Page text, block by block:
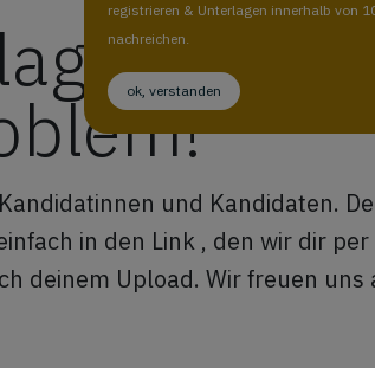
registrieren & Unterlagen innerhalb von
nachreichen.
ok, verstanden
für die
und Kandidaten.
in den Link , den wir dir per
deinem Upload. Wir freuen uns